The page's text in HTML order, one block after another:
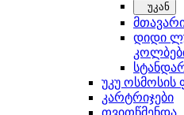
უკან
დიდი
უკუ
კარტრიჯები
თვითწმენდა